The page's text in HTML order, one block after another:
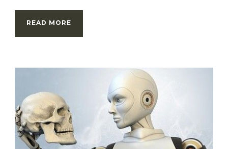
READ MORE